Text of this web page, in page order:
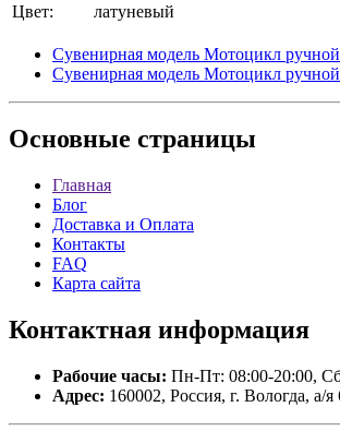
Цвет:
латуневый
Сувенирная модель Мотоцикл
Сувенирная модель Мотоцикл
Основные страницы
Главная
Блог
Доставка и Оплата
Контакты
FAQ
Карта сайта
Контактная информация
Рабочие часы: Пн-Пт: 08:00-20:00,
Адрес: 160002, Россия, г. Вологда, а/я